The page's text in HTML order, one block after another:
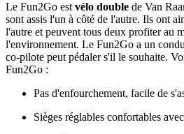
Le Fun2Go est vélo double de Van
sont assis l'un à côté de l'autre. Ils ont
l'autre et peuvent tous deux profiter au
l'environnement. Le Fun2Go a un
co-pilote peut pédaler s'il le souhaite.
Fun2Go :
Pas d'enfourchement, facile de
Sièges réglables confortables